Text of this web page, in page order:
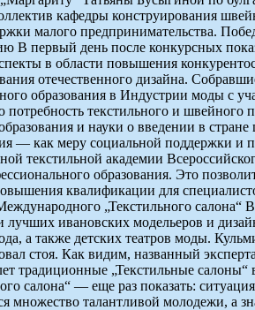
кафедры конструирования
малого предпринимательства.
первый день после конкурсных
в области повышения
отечественного дизайна.
образования в Индустрии моды с
текстильного и швейного
и науки о введении в
— как меру социальной поддержки и
текстильной академии
образования. Это
квалификации для
„Текстильного салона“
ивановских модельеров и
а также детских театров моды.
стоя. Как видим, названный
традиционные „Текстильные
салона“ — еще раз показать:
талантливой молодежи, а